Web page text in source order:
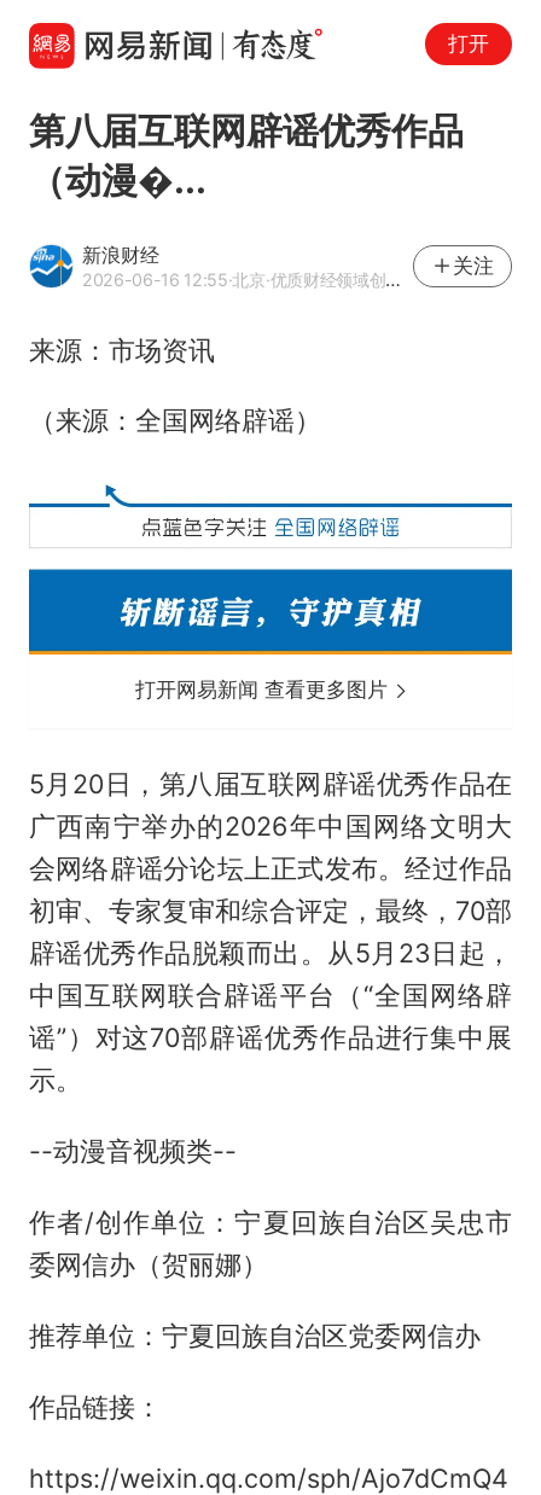
打开
第八届互联网辟谣优秀作品
（动漫�...
新浪财经
2026-06-16 12:55·北京·优质财经领域创作者
关注
来源：市场资讯
（来源：全国网络辟谣）
打开网易新闻 查看更多图片
5月20日，第八届互联网辟谣优秀作品在
广西南宁举办的2026年中国网络文明大
会网络辟谣分论坛上正式发布。经过作品
初审、专家复审和综合评定，最终，70部
辟谣优秀作品脱颖而出。从5月23日起，
中国互联网联合辟谣平台（“全国网络辟
谣”）对这70部辟谣优秀作品进行集中展
示。
--动漫音视频类--
作者/创作单位：宁夏回族自治区吴忠市
委网信办（贺丽娜）
推荐单位：宁夏回族自治区党委网信办
作品链接：
https://weixin.qq.com/sph/Ajo7dCmQ4